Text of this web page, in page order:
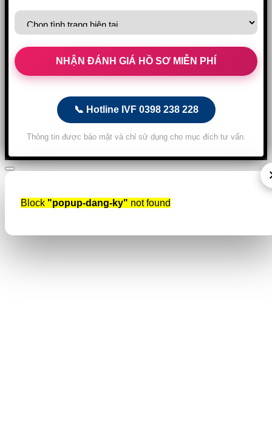
📞 Hotline IVF 0398 238 228
Thông tin được bảo mật và chỉ sử dụng cho mục đích tư vấn.
Block "popup-dang-ky" not found